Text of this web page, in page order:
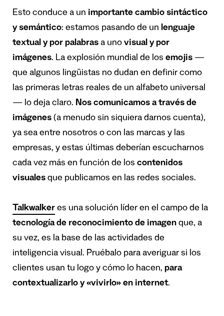
Esto conduce a un importante cambio sintáctico
y semántico: estamos pasando de un lenguaje
textual y por palabras a uno visual y por
imágenes. La explosión mundial de los emojis —
que algunos lingüistas no dudan en definir como
las primeras letras reales de un alfabeto universal
— lo deja claro. Nos comunicamos a través de
imágenes (a menudo sin siquiera darnos cuenta),
ya sea entre nosotros o con las marcas y las
empresas, y estas últimas deberían escucharnos
cada vez más en función de los contenidos
visuales que publicamos en las redes sociales.
Talkwalker es una solución líder en el campo de la
tecnología de reconocimiento de imagen que, a
su vez, es la base de las actividades de
inteligencia visual. Pruébalo para averiguar si los
clientes usan tu logo y cómo lo hacen, para
contextualizarlo y «vivirlo» en internet.